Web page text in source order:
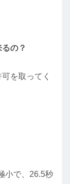
の？
を取ってく
小で、26.5秒